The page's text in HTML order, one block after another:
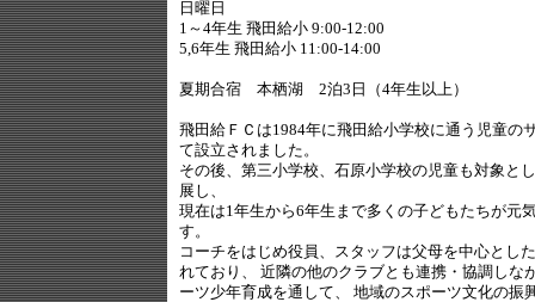
日曜日
1～4年生 飛田給小 9:00-12:00
5,6年生 飛田給小 11:00-14:00
夏期合宿 本栖湖 2泊3日（4年生以上）
飛田給ＦＣは1984年に飛田給小学校に通う児童の
て設立されました。
その後、第三小学校、石原小学校の児童も対象と
展し、
現在は1年生から6年生まで多くの子どもたちが元
す。
コーチをはじめ役員、スタッフは父母を中心とし
れており、 近隣の他のクラブとも連携・協調しな
ーツ少年育成を通して、 地域のスポーツ文化の振